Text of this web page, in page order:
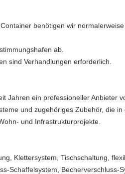
benötigen wir
ab.
sind Verhandlungen erforderlich.
Jahren ein professioneller Anbieter
und zugehöriges Zubehör, die
und Infrastrukturprojekte.
Klettersystem, Tischschaltung,
Schaffelsystem, Becherverschluss-